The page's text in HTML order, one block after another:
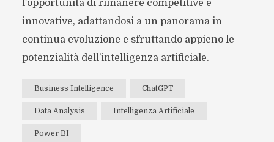
l’opportunità di rimanere competitive e
innovative, adattandosi a un panorama in
continua evoluzione e sfruttando appieno le
potenzialità dell’intelligenza artificiale.
Business Intelligence ChatGPT
Data Analysis Intelligenza Artificiale
Power BI